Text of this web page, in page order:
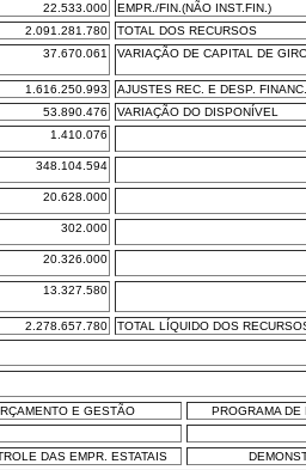
22.533.000
EMPR./FIN.(NÃO INST.FIN.)
2.091.281.780
TOTAL DOS RECURSOS
37.670.061 VARIAÇÃO DE CAPITAL DE
1.616.250.993
AJUSTES REC. E DESP. FINANC.
53.890.476
VARIAÇÃO DO DISPONÍVEL
1.410.076
348.104.594
20.628.000
302.000
20.326.000
13.327.580
2.278.657.780 TOTAL LÍQUIDO DOS
E GESTÃO
PROGRAMA
DAS EMPR. ESTATAIS